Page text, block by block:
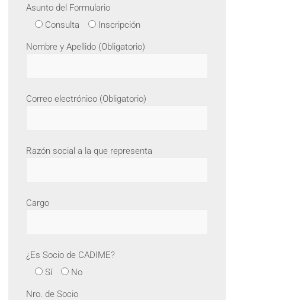
Asunto del Formulario
Consulta
Inscripción
Nombre y Apellido (Obligatorio)
Correo electrónico (Obligatorio)
Razón social a la que representa
Cargo
¿Es Socio de CADIME?
Sí
No
Nro. de Socio